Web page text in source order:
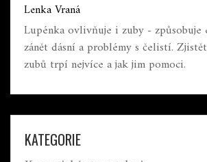
Lenka Vraná
Lupénka ovlivňuje i zuby - způsobuje
zánět dásní a problémy s čelistí.
zubů trpí nejvíce a jak jim pomoci.
KATEGORIE